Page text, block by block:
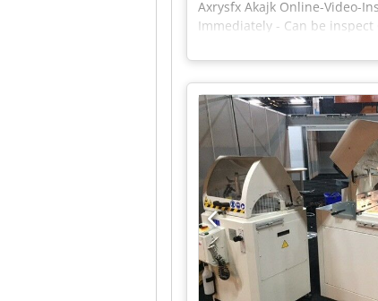
Axrysfx Akajk Online-Video-
Immediately - Can be